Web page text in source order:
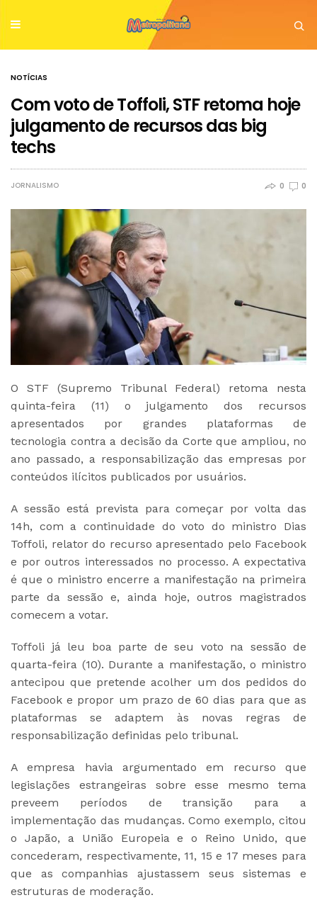
NOTÍCIAS
Com voto de Toffoli, STF retoma hoje
julgamento de recursos das big
techs
JORNALISMO 0 0
O STF (Supremo Tribunal Federal) retoma nesta
quinta-feira (11) o julgamento dos recursos
apresentados por grandes plataformas de
tecnologia contra a decisão da Corte que ampliou, no
ano passado, a responsabilização das empresas por
conteúdos ilícitos publicados por usuários.
A sessão está prevista para começar por volta das
14h, com a continuidade do voto do ministro Dias
Toffoli, relator do recurso apresentado pelo Facebook
e por outros interessados no processo. A expectativa
é que o ministro encerre a manifestação na primeira
parte da sessão e, ainda hoje, outros magistrados
comecem a votar.
Toffoli já leu boa parte de seu voto na sessão de
quarta-feira (10). Durante a manifestação, o ministro
antecipou que pretende acolher um dos pedidos do
Facebook e propor um prazo de 60 dias para que as
plataformas se adaptem às novas regras de
responsabilização definidas pelo tribunal.
A empresa havia argumentado em recurso que
legislações estrangeiras sobre esse mesmo tema
preveem períodos de transição para a
implementação das mudanças. Como exemplo, citou
o Japão, a União Europeia e o Reino Unido, que
concederam, respectivamente, 11, 15 e 17 meses para
que as companhias ajustassem seus sistemas e
estruturas de moderação.